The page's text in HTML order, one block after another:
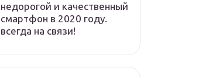
недорогой и качественный
смартфон в 2020 году.
всегда на связи!